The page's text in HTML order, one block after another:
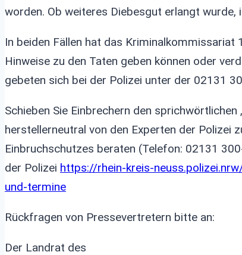
worden. Ob weiteres Diebesgut erlangt
In beiden Fällen hat das
Hinweise zu den Taten geben können oder
gebeten sich bei der Polizei unter der 02131
Schieben Sie Einbrechern den
herstellerneutral von den Experten der Polizei
Einbruchschutzes beraten (Telefon: 02131
der Polizei https://rhein-kreis-
und-termine
Rückfragen von Pressevertretern bitte an:
Der Landrat des